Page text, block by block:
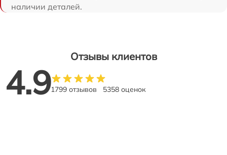
наличии деталей.
Отзывы клиентов
4.91799 отзывов 5358 оценок